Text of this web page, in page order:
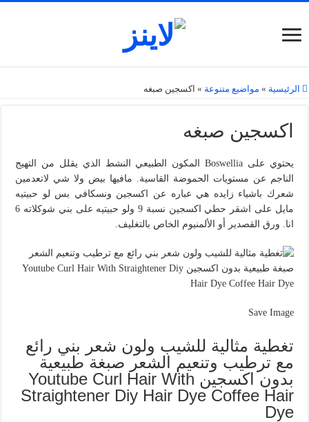
الرئيسية » مواضيع متنوعة » اكسجين صبغه
اكسجين صبغه
يحتوي على Boswellia المكون الطبيعي النشط الذي يقلل من التهيج
الناجم عن مستويات الحموضة القاسية. مافيها بيض ولا شي لاتعدمين
شعرك باشياء زايده هي عباره عن اكسجين ونسكافي بس لو حبيتيه
مايل على اشقر حطي اكسجين نسبة 9 ولو حبيتيه على بني شوكلاته 6
انا. ورق القصدير أو الألمنيوم الخاص بالتغليف.
Save Image
تغطية مثالية للشيب ولون شعر بني رائع
مع ترطيب وتنعيم الشعر صبغة طبيعية
بدون اكسجين Youtube Curl Hair With
Straightener Diy Hair Dye Coffee Hair
Dye